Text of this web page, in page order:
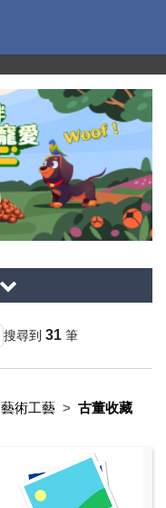
搜尋到 31 筆
藝術工藝 古董收藏